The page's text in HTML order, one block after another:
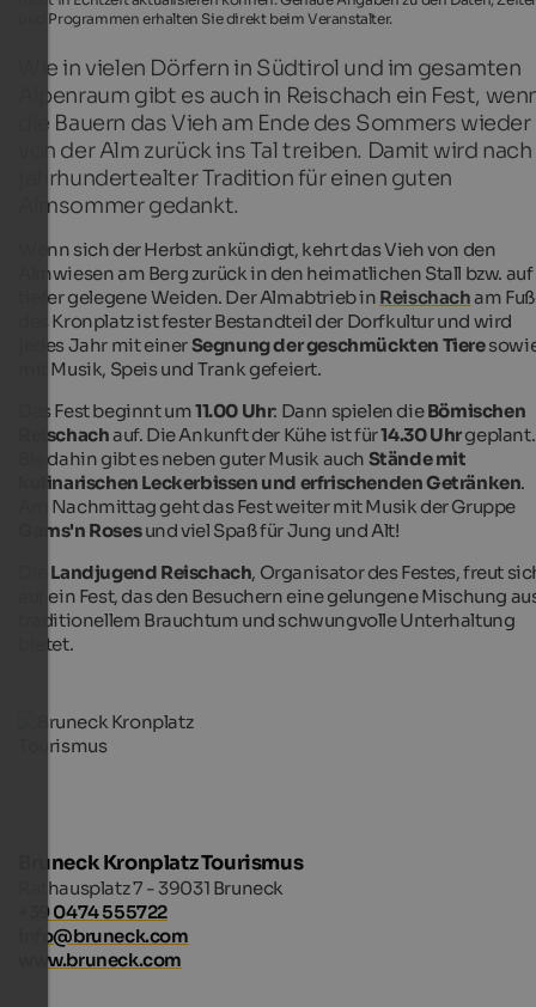
und Programmen erhalten Sie direkt beim Veranstalter.
Wie in vielen Dörfern in Südtirol und im gesamten
Alpenraum gibt es auch in Reischach ein Fest,
die Bauern das Vieh am Ende des Sommers wieder
von der Alm zurück ins Tal treiben. Damit wird nach
jahrhundertealter Tradition für einen guten
Almsommer gedankt.
Wenn sich der Herbst ankündigt, kehrt das Vieh von den
Almwiesen am Berg zurück in den heimatlichen Stall bzw. auf
tiefer gelegene Weiden. Der Almabtrieb in Reischacham
des Kronplatz ist fester Bestandteil der Dorfkultur und wird
jedes Jahr mit einerSegnung der geschmückten Tiere
mit Musik, Speis und Trank gefeiert.
Das Fest beginnt um11.00 Uhr: Dann spielen dieBömischen
Reischachauf. Die Ankunft der Kühe ist für14.30 Uhrgeplant.
Bis dahin gibt es neben guter Musik auch Stände mit
kulinarischen Leckerbissen und erfrischenden Getränken.
Am Nachmittag geht das Fest weiter mit Musik der Gruppe
Gams'n Rosesund viel Spaß für Jung und Alt!
Landjugend Reischach, Organisator des Festes, freut
auf ein Fest, das den Besuchern eine gelungene Mischung
traditionellem Brauchtum und schwungvolle Unterhaltung
bietet.
Bruneck Kronplatz Tourismus
Rathausplatz 7 - 39031 Bruneck
+39 0474 555722
info@bruneck.com
www.bruneck.com